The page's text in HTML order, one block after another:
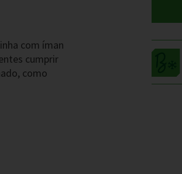
com íman
cumprir
como